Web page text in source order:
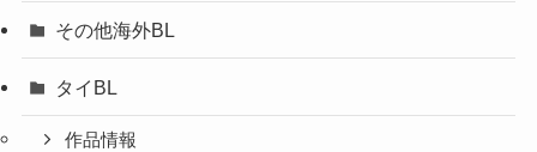
その他海外BL
タイBL
作品情報